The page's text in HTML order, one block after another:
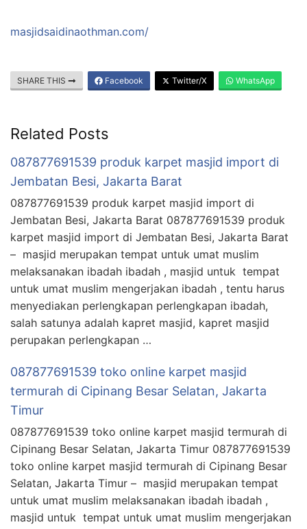
masjidsaidinaothman.com/
SHARE THIS Facebook Twitter/X WhatsApp
Related Posts
087877691539 produk karpet masjid import di
Jembatan Besi, Jakarta Barat
087877691539 produk karpet masjid import di
Jembatan Besi, Jakarta Barat 087877691539 produk
karpet masjid import di Jembatan Besi, Jakarta Barat
– masjid merupakan tempat untuk umat muslim
melaksanakan ibadah ibadah , masjid untuk tempat
untuk umat muslim mengerjakan ibadah , tentu harus
menyediakan perlengkapan perlengkapan ibadah,
salah satunya adalah kapret masjid, kapret masjid
perupakan perlengkapan …
087877691539 toko online karpet masjid
termurah di Cipinang Besar Selatan, Jakarta
Timur
087877691539 toko online karpet masjid termurah di
Cipinang Besar Selatan, Jakarta Timur 087877691539
toko online karpet masjid termurah di Cipinang Besar
Selatan, Jakarta Timur – masjid merupakan tempat
untuk umat muslim melaksanakan ibadah ibadah ,
masjid untuk tempat untuk umat muslim mengerjakan